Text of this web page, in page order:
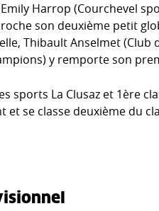
Emily Harrop (Courchevel
son deuxième petit
Thibault Anselmet (Club
y remporte son
sports La Clusaz et 1ère
et se classe deuxième du